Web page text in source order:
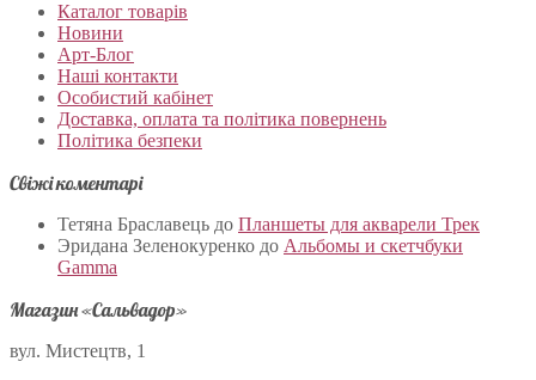
Каталог товарів
Новини
Арт-Блог
Наші контакти
Особистий кабінет
Доставка, оплата та політика повернень
Політика безпеки
Свіжі коментарі
Тетяна Браславець до Планшеты для акварели Трек
Эридана Зеленокуренко до Альбомы и скетчбуки
Gamma
Магазин «Сальвадор»
вул. Мистецтв, 1